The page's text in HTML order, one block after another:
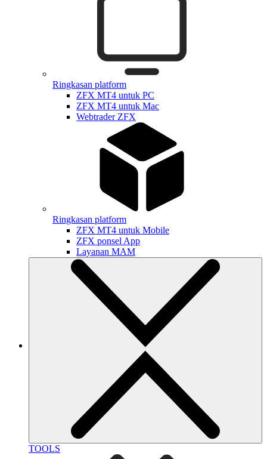
Ringkasan platform
ZFX MT4 untuk PC
ZFX MT4 untuk Mac
Webtrader ZFX
Ringkasan platform
ZFX MT4 untuk Mobile
ZFX ponsel App
Layanan MAM
TOOLS